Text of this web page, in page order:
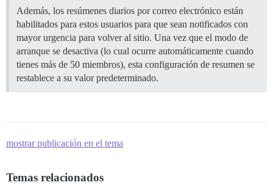
Además, los resúmenes diarios por correo electrónico están
habilitados para estos usuarios para que sean notificados con
mayor urgencia para volver al sitio. Una vez que el modo de
arranque se desactiva (lo cual ocurre automáticamente cuando
tienes más de 50 miembros), esta configuración de resumen se
restablece a su valor predeterminado.
mostrar publicación en el tema
Temas relacionados